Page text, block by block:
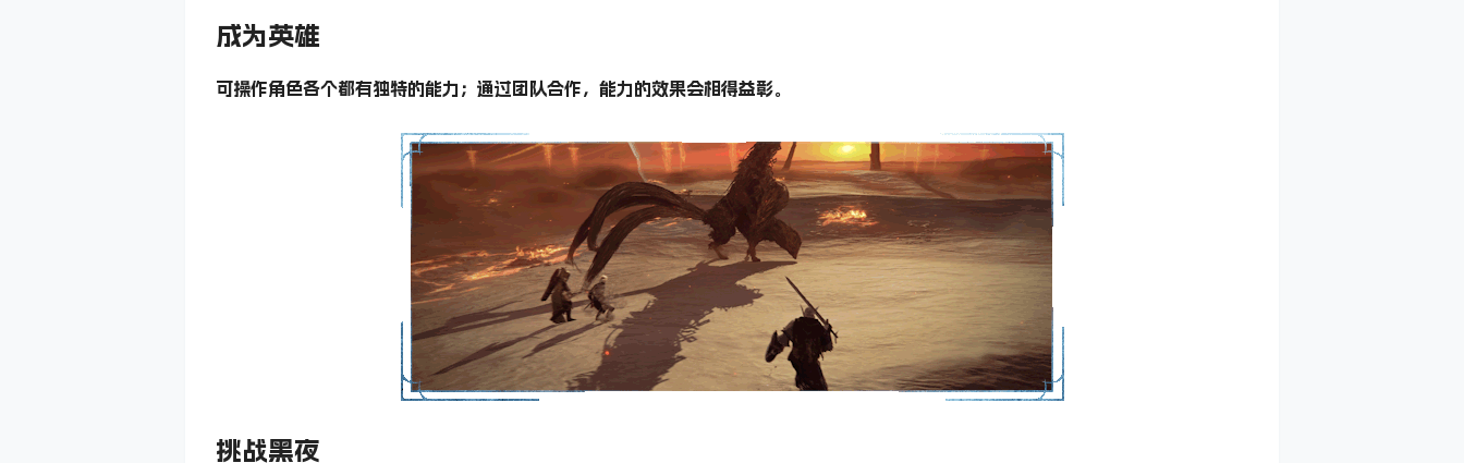
成为英雄
可操作角色各个都有独特的能力；通过团队合作，能力的效果会相得益彰。
挑战黑夜